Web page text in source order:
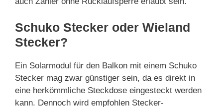
Schuko Stecker oder Wieland
Stecker?
Ein Solarmodul für den Balkon mit einem Schuko
Stecker mag zwar günstiger sein, da es direkt in
eine herkömmliche Steckdose eingesteckt werden
kann. Dennoch wird empfohlen Stecker-